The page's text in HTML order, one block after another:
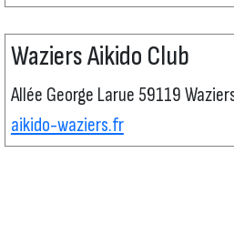
Waziers Aikido Club
Allée George Larue 59119
aikido-waziers.fr